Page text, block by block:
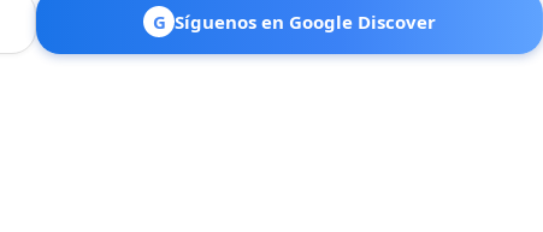
G Síguenos en Google Discover